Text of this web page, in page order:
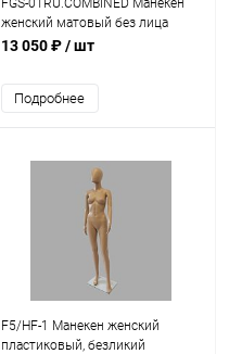
FGS-01RU.COMBINED Манекен
женский матовый без лица
(комбинированный)
13 050 ₽/ шт
Подробнее
F5/HF-1 Манекен женский
пластиковый, безликий